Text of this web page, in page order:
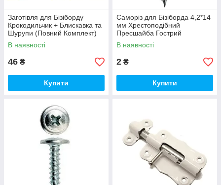
Заготівля для Бізіборду
Крокодильчик + Блискавка та
Шурупи (Повний Комплект)
Крокодил із Блискавкою 14
см
В наявності
46 ₴
Купити
Саморіз для Бізіборда 4,2*14
мм Хрестоподібний
Пресшайба Гострий
В наявності
2 ₴
Купити